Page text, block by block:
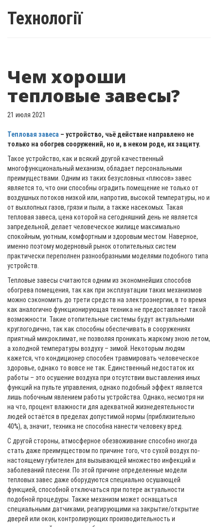
Технології
Чем хороши
тепловые завесы?
21 июля 2021
Тепловая завеса – устройство, чьё действие направлено не
только на обогрев сооружений, но и, в неком роде, их защиту.
Такое устройство, как и всякий другой качественный
многофункциональный механизм, обладает персональными
преимуществами. Одним из таких безусловных «плюсов» завес
является то, что они способны оградить помещение не только от
воздушных потоков низкой или, напротив, высокой температуры, но и
от выхлопных газов, грязи и пыли, а также насекомых. Такая
тепловая завеса, цена которой на сегодняшний день не является
запредельной, делает человеческое жилище максимально
спокойным, уютным, комфортным и здоровым местом. Наверное,
именно поэтому модерновый рынок отопительных систем
практически переполнен разнообразными моделями подобного типа
устройств.
Тепловые завесы считаются одним из экономнейших способов
обогрева помещения, так как при эксплуатации таких механизмов
можно сэкономить до трети средств на электроэнергии, в то время
как аналогично функционирующая техника не предоставляет такой
возможности. Такие отопительные системы будут актуальными
круглогодично, так как способны обеспечивать в сооружениях
приятный микроклимат, не позволяя проникать жаркому зною летом,
а холодной температуры воздуху – зимой. Некоторым людям
кажется, что кондиционер способен травмировать человеческое
здоровье, однако то вовсе не так. Единственный недостаток их
работы – это осушение воздуха при отсутствии выставления иных
функций на пульте управления, однако подобный эффект является
лишь побочным явлением работы устройства. Однако, несмотря ни
на что, процент влажности для адекватной жизнедеятельности
людей остаётся в пределах допустимой нормы (приблизительно
40%), а, значит, техника не способна нанести человеку вред.
С другой стороны, атмосферное обезвоживание способно иногда
стать даже преимуществом по причине того, что сухой воздух по-
настоящему губителен для вызывающей множество инфекций и
заболеваний плесени. По этой причине определенные модели
тепловых завес даже оборудуются специально осушающей
функцией, способной отключаться при потере актуальности
подобной процедуры. Также механизм может оснащаться
специальными датчиками, реагирующими на закрытие/открытие
дверей или окон, контролирующих производительность и